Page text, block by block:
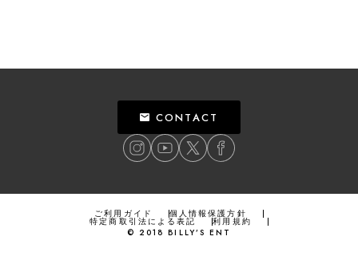
CONTACT
ご利用ガイド 個人情報保護方針
特定商取引法による表記
利用規約
© 2018 BILLY’S ENT